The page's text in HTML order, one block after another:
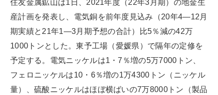
住友金属鉱山は1日、2021年度（22年3月期）の地金生
産計画を発表し、電気銅を前年度見込み（20年4―12月
期実績と21年1―3月期予想の合計）比5％減の42万
1000トンとした。東予工場（愛媛県）で隔年の定修を
予定する。電気ニッケルは1・7％増の5万7000トン、
フェロニッケルは10・6％増の1万4300トン（ニッケル
量）、硫酸ニッケルはほぼ横ばいの7万8000トン（製品